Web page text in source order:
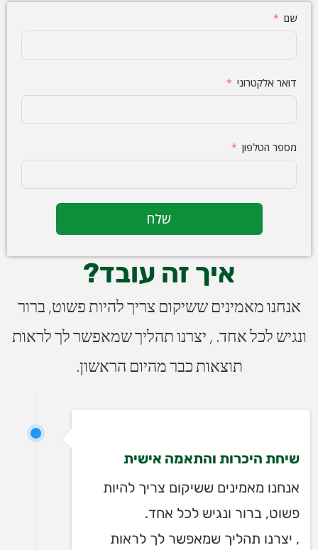
שם
דואר אלקטרוני
מספר הטלפון
שלח
איך זה עובד?
אנחנו מאמינים ששיקום צריך להיות פשוט, ברור
ונגיש לכל אחד. , יצרנו תהליך שמאפשר לך לראות
תוצאות כבר מהיום הראשון.
שיחת היכרות והתאמה אישית
אנחנו מאמינים ששיקום צריך להיות
פשוט, ברור ונגיש לכל אחד.
, יצרנו תהליך שמאפשר לך לראות